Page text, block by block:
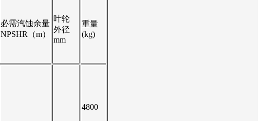
必需汽蚀余量
NPSHR（m）
叶轮
外径
mm
重量
(kg)
4800